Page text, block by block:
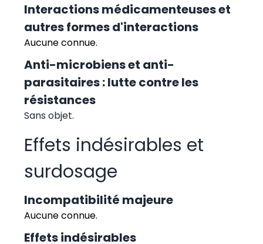
Interactions médicamenteuses et
autres formes d'interactions
Aucune connue.
Anti-microbiens et anti-
parasitaires : lutte contre les
résistances
Sans objet.
Effets indésirables et
surdosage
Incompatibilité majeure
Aucune connue.
Effets indésirables